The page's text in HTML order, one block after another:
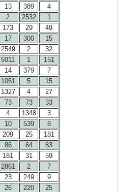
13 389
4
2 2532
1
173 29
49
17 300
15
2549 2
32
5011 1
151
14 379
7
1061 5
15
1327 4
27
73 73
33
4 1348
3
10 539
8
209 25
181
86 64
83
181 31
59
2861 2
7
23 249
9
26 220
25